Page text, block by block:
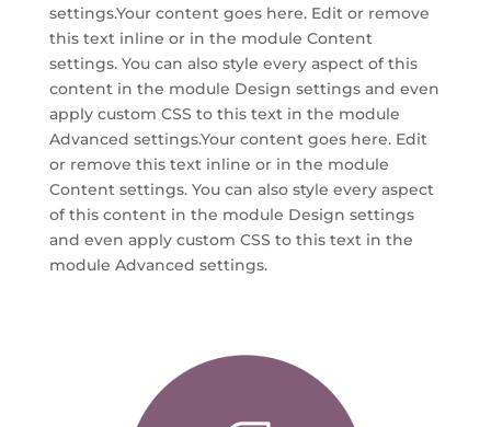
settings.Your content goes here. Edit or remove
this text inline or in the module Content
settings. You can also style every aspect of this
content in the module Design settings and even
apply custom CSS to this text in the module
Advanced settings.Your content goes here. Edit
or remove this text inline or in the module
Content settings. You can also style every aspect
of this content in the module Design settings
and even apply custom CSS to this text in the
module Advanced settings.